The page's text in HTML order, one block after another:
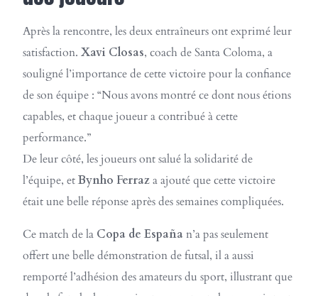
Après la rencontre, les deux entraîneurs ont exprimé leur
satisfaction. Xavi Closas, coach de Santa Coloma, a
souligné l’importance de cette victoire pour la confiance
de son équipe : “Nous avons montré ce dont nous étions
capables, et chaque joueur a contribué à cette
performance.”
De leur côté, les joueurs ont salué la solidarité de
l’équipe, etBynho Ferraza ajouté que cette victoire
était une belle réponse après des semaines compliquées.
Ce match de la Copa de Españan’a pas seulement
offert une belle démonstration de futsal, il a aussi
remporté l’adhésion des amateurs du sport, illustrant que